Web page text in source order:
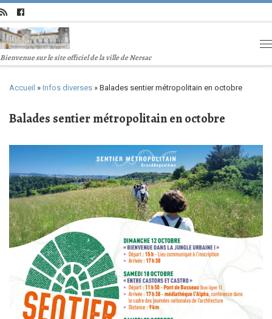
Bienvenue sur le site officiel de la ville de Nersac
Accueil » Infos diverses » Balades sentier métropolitain en octobre
Balades sentier métropolitain en octobre